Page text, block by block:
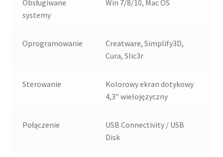
Obsługiwane
systemy
Win 7/8/10, Mac OS
Oprogramowanie
Creatware, Simplify3D,
Cura, Slic3r
Sterowanie
Kolorowy ekran dotykowy
4,3″ wielojęzyczny
Połączenie
USB Connectivity / USB
Disk